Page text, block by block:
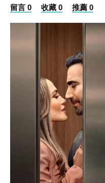
留言 0 收藏 0 推薦 0